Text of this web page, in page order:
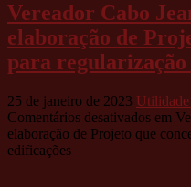
Vereador Cabo
elaboração de
para regularização
25 de janeiro de 2023
Comentários desativados em
elaboração de Projeto que
edificações